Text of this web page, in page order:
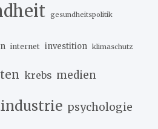
gesundheitspolitik
internet investition klimaschutz
krebs medien
psychologie